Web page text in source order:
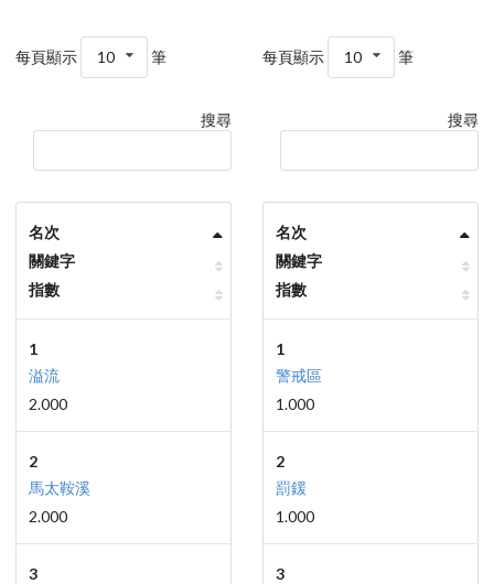
每頁顯示 10 筆
搜尋
名次
關鍵字
指數
1
溢流
2.000
2
馬太鞍溪
2.000
3
每頁顯示 10 筆
搜尋
名次
關鍵字
指數
1
警戒區
1.000
2
罰鍰
1.000
3